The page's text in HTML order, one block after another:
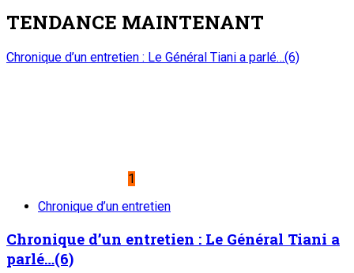
TENDANCE MAINTENANT
Chronique d’un entretien : Le Général Tiani a parlé…(6)
1
Chronique d’un entretien
Chronique d’un entretien : Le Général Tiani a
parlé…(6)